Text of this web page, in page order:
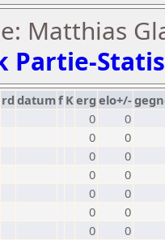
Matthias
Partie-
rd datumf Kerg elo+/-
0
0
0
0
0
0
0
0
0
0
0
0
0
0